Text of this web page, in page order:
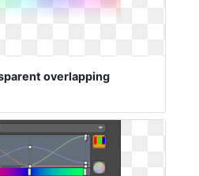
overlapping